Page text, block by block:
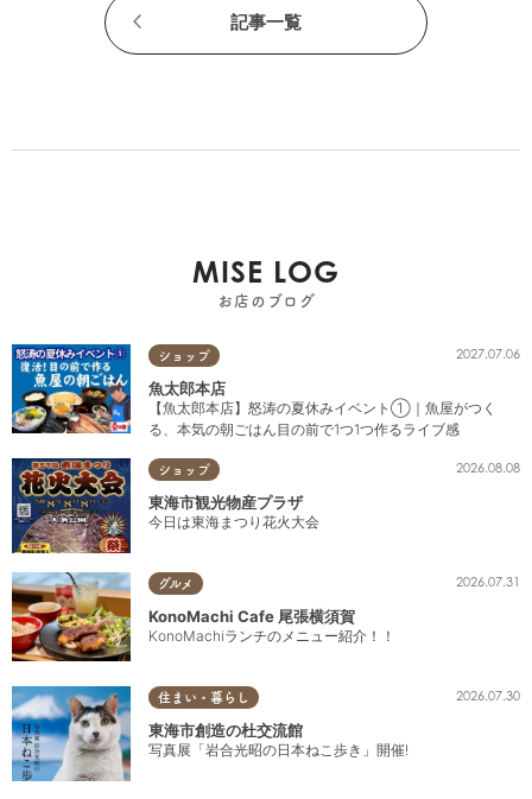
記事一覧
MISE LOG
お店のブログ
ショップ 2027.07.06
魚太郎本店
【魚太郎本店】怒涛の夏休みイベント①｜魚屋がつく
る、本気の朝ごはん目の前で1つ1つ作るライブ感
ショップ 2026.08.08
東海市観光物産プラザ
今日は東海まつり花火大会
グルメ 2026.07.31
KonoMachi Cafe 尾張横須賀
KonoMachiランチのメニュー紹介！！
住まい・暮らし 2026.07.30
東海市創造の杜交流館
写真展「岩合光昭の日本ねこ歩き」開催!